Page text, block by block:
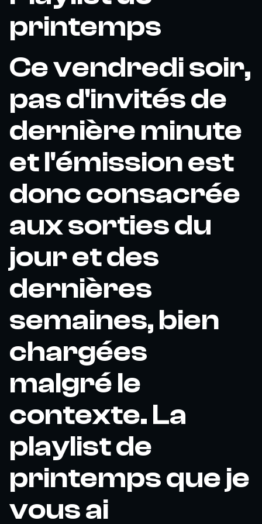
printemps
Ce vendredi soir,
pas d'invités de
dernière minute
et l'émission est
donc consacrée
aux sorties du
jour et des
dernières
semaines, bien
chargées
malgré le
contexte. La
playlist de
printemps que je
vous ai